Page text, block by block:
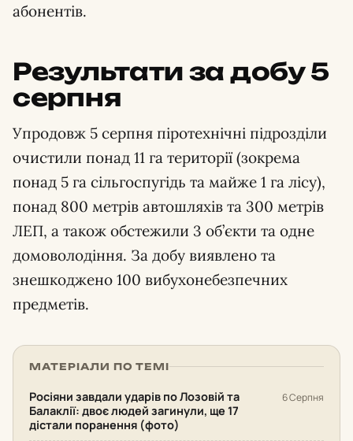
абонентів.
Результати за добу 5
серпня
Упродовж 5 серпня піротехнічні підрозділи
очистили понад 11 га території (зокрема
понад 5 га сільгоспугідь та майже 1 га лісу),
понад 800 метрів автошляхів та 300 метрів
ЛЕП, а також обстежили 3 об’єкти та одне
домоволодіння. За добу виявлено та
знешкоджено 100 вибухонебезпечних
предметів.
МАТЕРІАЛИ ПО ТЕМІ
Росіяни завдали ударів по Лозовій та
Балаклії: двоє людей загинули, ще 17
дістали поранення (фото)
6 Серпня